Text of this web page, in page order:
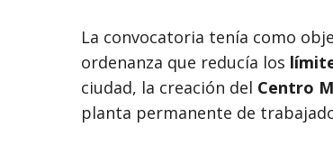
La convocatoria tenía como
ordenanza que reducía los
ciudad, la creación del Centro
planta permanente de